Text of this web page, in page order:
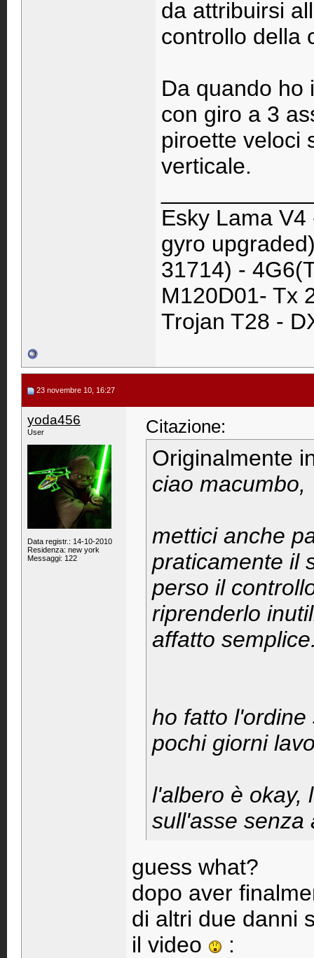
da attribuirsi
controllo della
Da quando ho
con giro a 3
piroette veloci
verticale.
Esky Lama
gyro
31714) -
M120D01- Tx
Trojan T28 -
23 novembre 10, 16:27
yoda456
User
Data registr.: 14-10-2010
Residenza: new york
Messaggi: 122
Citazione:
Originalmente
ciao macumbo,
mettici anche
praticamente il
perso il
riprenderlo
affatto
ho fatto l'ordine
pochi giorni
l'albero è okay,
sull'asse
guess what?
dopo aver
di altri due danni
il video
: